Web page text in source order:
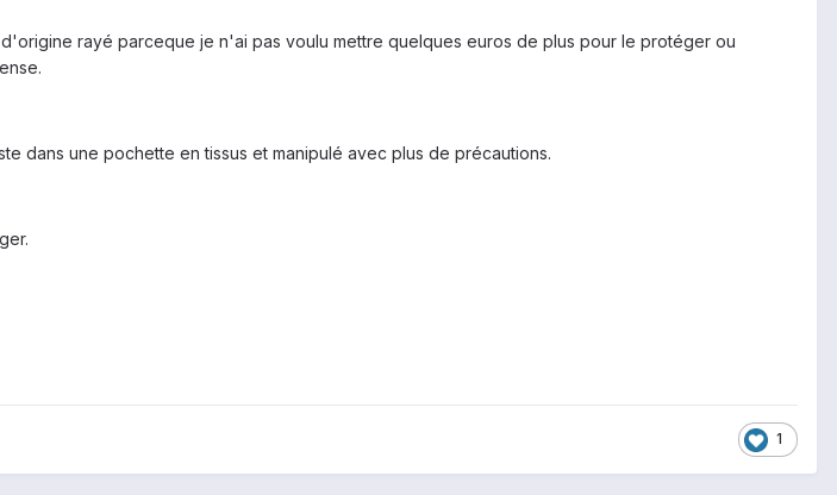
rayé parceque je n'ai pas voulu mettre quelques euros de plus pour le protéger ou
dans une pochette en tissus et manipulé avec plus de précautions.
1